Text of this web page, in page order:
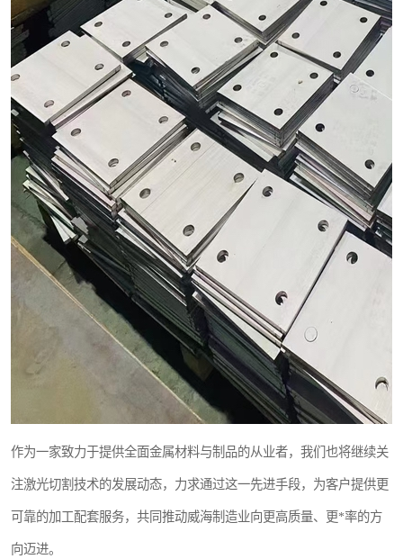
作为一家致力于提供全面金属材料与制品的从业者，我们也将继续关
注激光切割技术的发展动态，力求通过这一先进手段，为客户提供更
可靠的加工配套服务，共同推动威海制造业向更高质量、更*率的方
向迈进。